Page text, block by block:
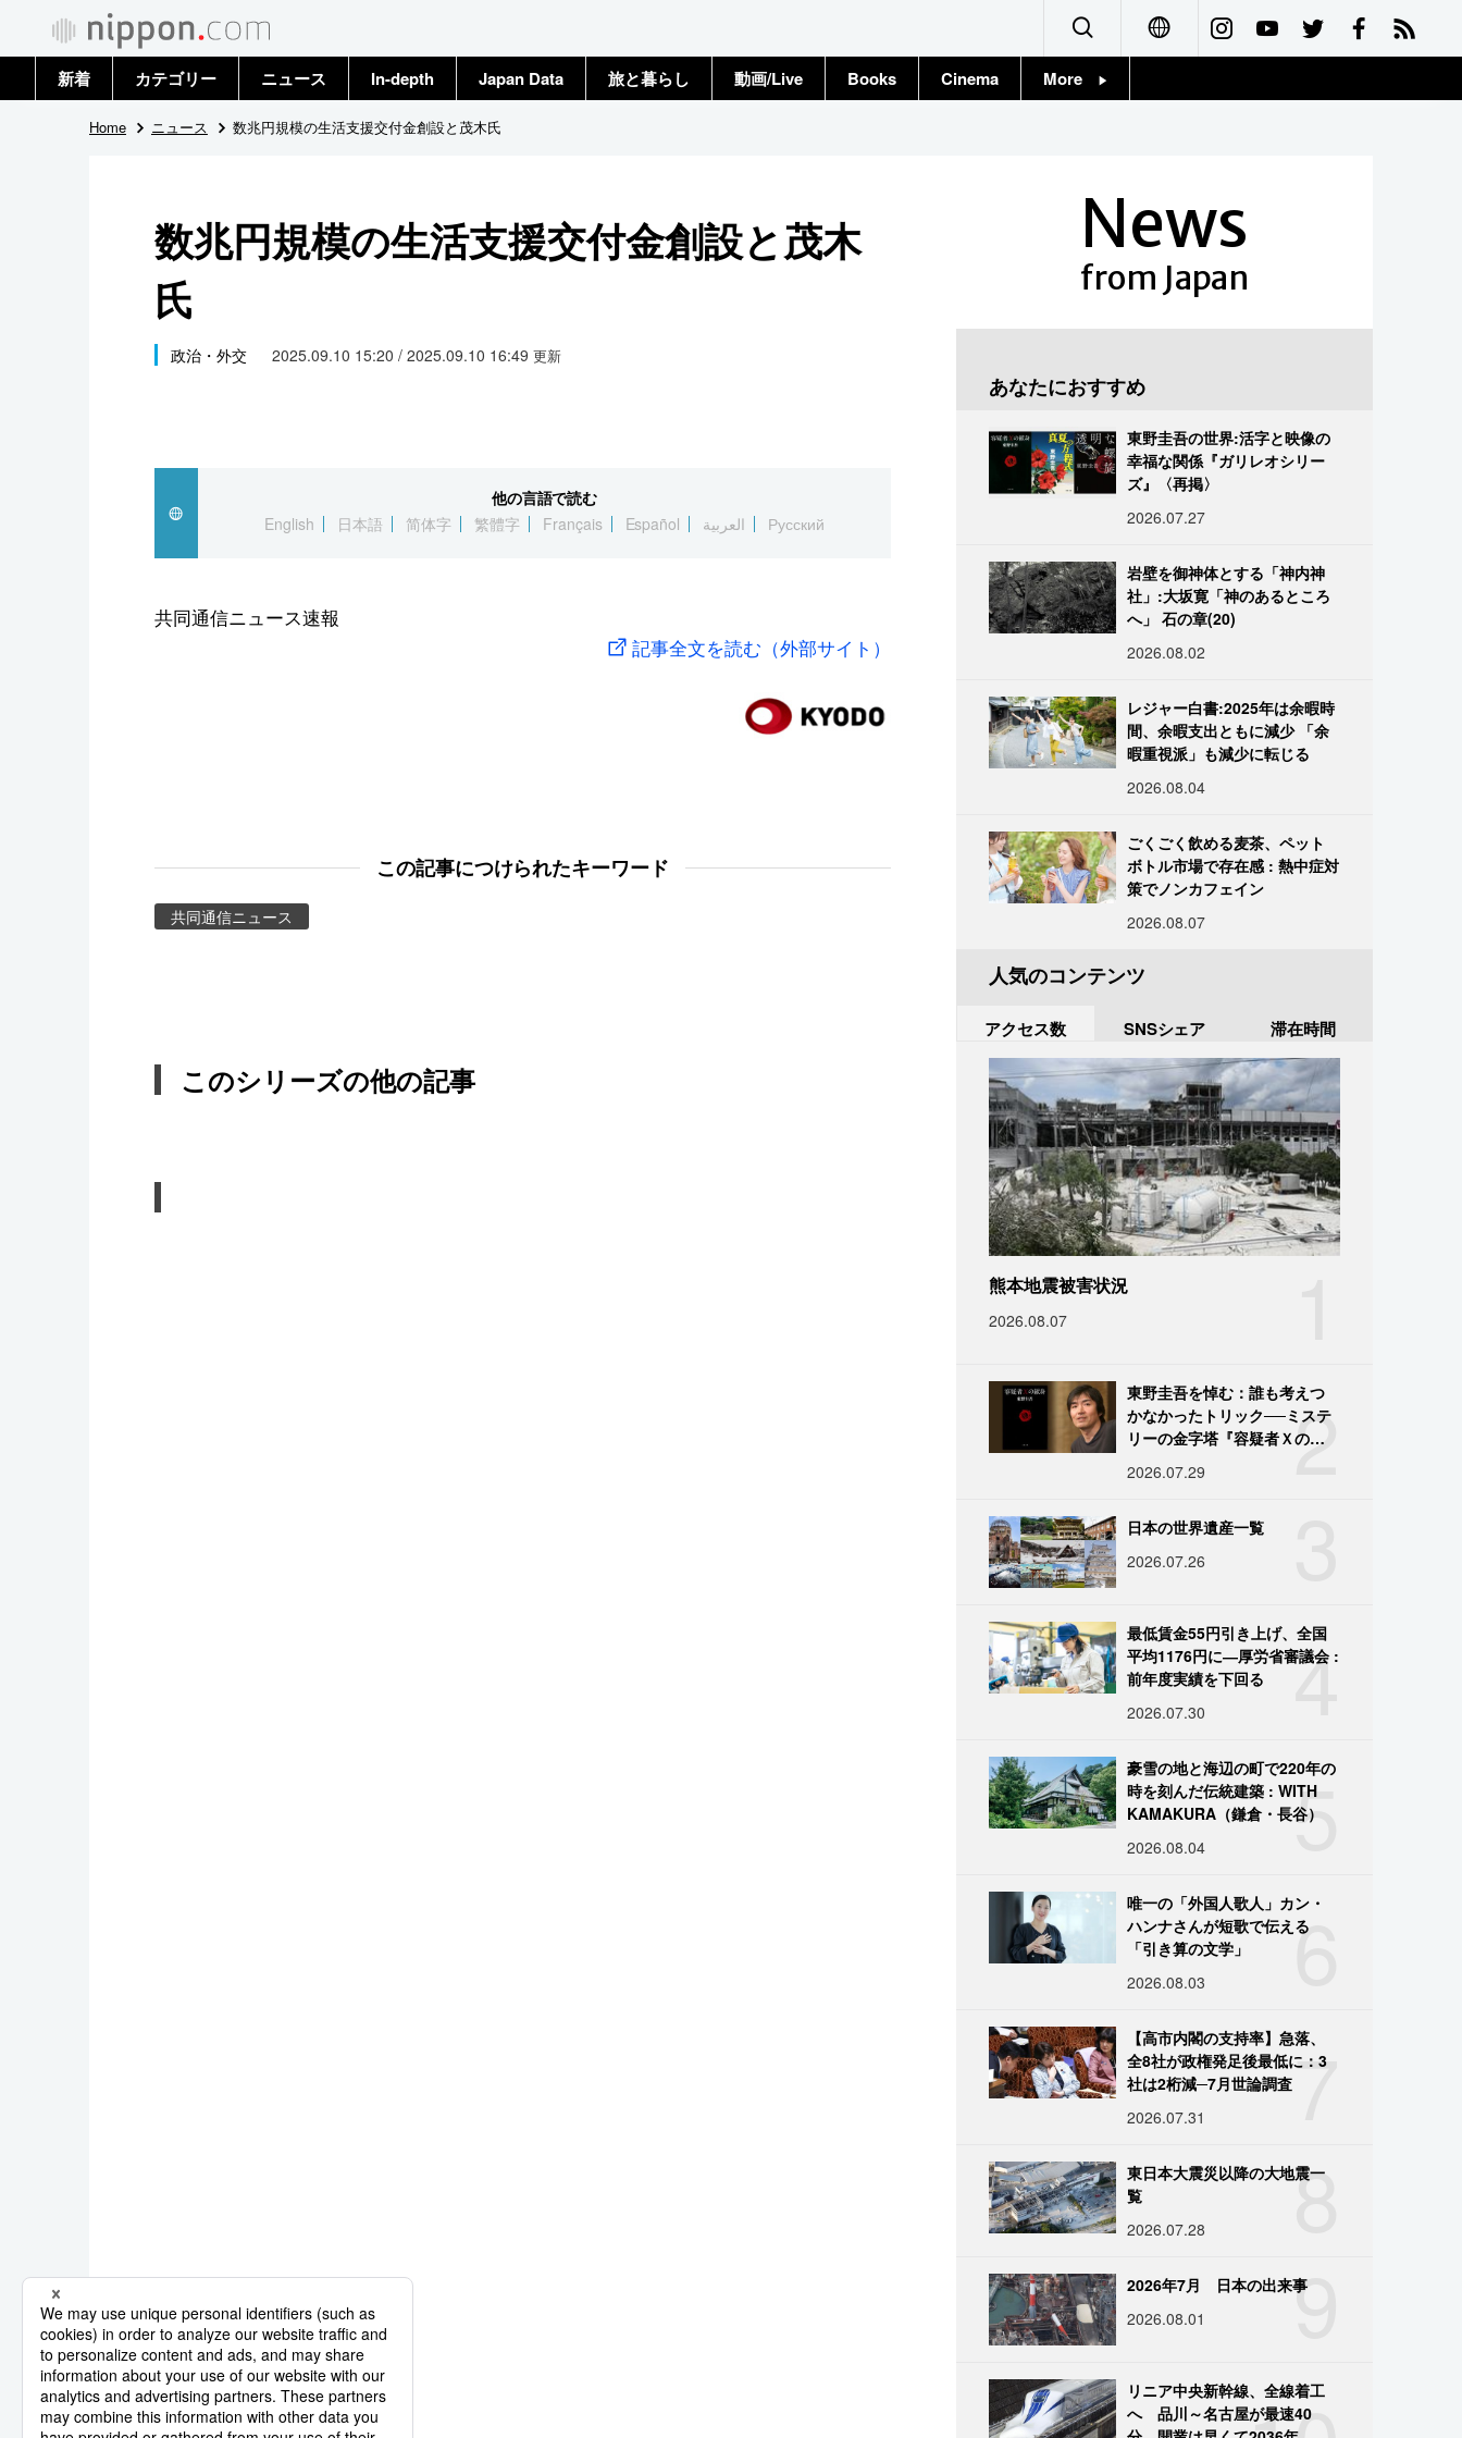
Français
新着 カテゴリー
政治・外交
国際
社会
文化
スポーツ・東京2020
ニュース
トップ
In-depth Japan Data 旅と暮らし 動画/Live Books Cinema More
Home ニュース 数兆円規模の生活支援交付金創設と茂木氏
数兆円規模の生活支援交付金創設と茂木
氏
政治・外交 2025.09.10 15:20 / 2025.09.10 16:49 更新
他の言語で読む
English
日本語 简体字 繁體字 Français Español العربية Русский
共同通信ニュース速報
記事全文を読む（外部サイト）
この記事につけられたキーワード
共同通信ニュース
このシリーズの他の記事
News
from Japan
あなたにおすすめ
東野圭吾の世界:活字と映像の
幸福な関係『ガリレオシリー
ズ』〈再掲〉
2026.07.27
岩壁を御神体とする「神内神
社」:大坂寛「神のあるところ
へ」 石の章(20)
2026.08.02
レジャー白書:2025年は余暇時
間、余暇支出ともに減少 「余
暇重視派」も減少に転じる
2026.08.04
ごくごく飲める麦茶、ペット
ボトル市場で存在感 : 熱中症対
策でノンカフェイン
2026.08.07
人気のコンテンツ
アクセス数 SNSシェア 滞在時間
熊本地震被害状況
2026.08.07
2
東野圭吾を悼む：誰も考えつ
かなかったトリック──ミステ
リーの金字塔『容疑者Ｘの献
2026.07.29
日本の世界遺産一覧
2026.07.26
4
最低賃金55円引き上げ、全国
平均1176円に―厚労省審議会 :
前年度実績を下回る
2026.07.30
5
豪雪の地と海辺の町で220年の
時を刻んだ伝統建築 : WITH
KAMAKURA（鎌倉・長谷）
2026.08.04
6
唯一の「外国人歌人」カン・
ハンナさんが短歌で伝える
「引き算の文学」
2026.08.03
7
【高市内閣の支持率】急落、
全8社が政権発足後最低に：3
社は2桁減─7月世論調査
2026.07.31
8
東日本大震災以降の大地震一
覧
2026.07.28
9
2026年7月 日本の出来事
2026.08.01
リニア中央新幹線、全線着工
へ 品川～名古屋が最速40